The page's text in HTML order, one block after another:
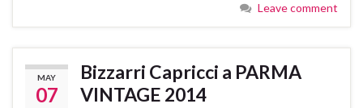
Leave comment
MAY
07
Bizzarri Capricci a PARMA
VINTAGE 2014